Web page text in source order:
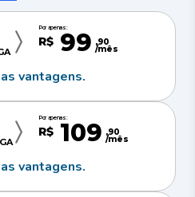
Por apenas:
R$ 99 ,90
/mês
vantagens.
Por apenas:
R$ 109 ,90
/mês
vantagens.